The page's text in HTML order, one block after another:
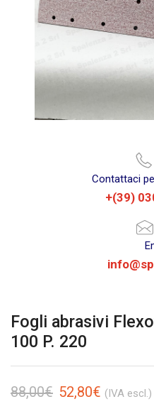
Contattaci
+(39)
Fogli abrasivi
100 P. 220
88,00€ 52,80€ (IVA escl.)